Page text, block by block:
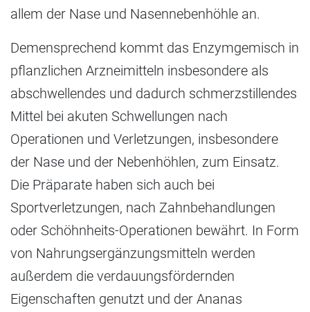
allem der Nase und Nasennebenhöhle an.
Demensprechend kommt das Enzymgemisch in
pflanzlichen Arzneimitteln insbesondere als
abschwellendes und dadurch schmerzstillendes
Mittel bei akuten Schwellungen nach
Operationen und Verletzungen, insbesondere
der Nase und der Nebenhöhlen, zum Einsatz.
Die Präparate haben sich auch bei
Sportverletzungen, nach Zahnbehandlungen
oder Schöhnheits-Operationen bewährt. In Form
von Nahrungsergänzungsmitteln werden
außerdem die verdauungsfördernden
Eigenschaften genutzt und der Ananas